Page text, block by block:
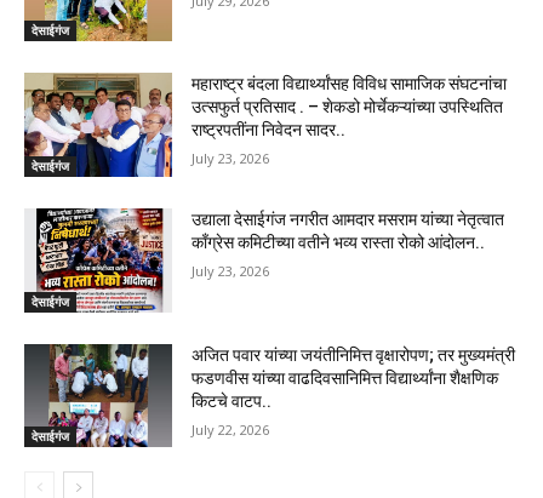
देसाईगंज
देसाईगंज
महाराष्ट्र बंदला विद्यार्थ्यांसह विविध सामाजिक संघटनांचा
उत्सफुर्त प्रतिसाद . – शेकडो मोर्चेकऱ्यांच्या उपस्थितित
राष्ट्रपतींना निवेदन सादर..
July 23, 2026
देसाईगंज
उद्याला देसाईगंज नगरीत आमदार मसराम यांच्या नेतृत्वात
काँग्रेस कमिटीच्या वतीने भव्य रास्ता रोको आंदोलन..
July 23, 2026
देसाईगंज
अजित पवार यांच्या जयंतीनिमित्त वृक्षारोपण; तर मुख्यमंत्री
फडणवीस यांच्या वाढदिवसानिमित्त विद्यार्थ्यांना शैक्षणिक
किटचे वाटप..
July 22, 2026